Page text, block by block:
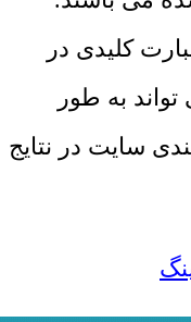
کلیدی در
به طور
سایت در نتایج